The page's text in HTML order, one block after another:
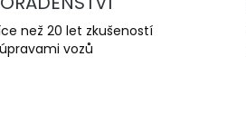
než 20 let zkušeností
vozů